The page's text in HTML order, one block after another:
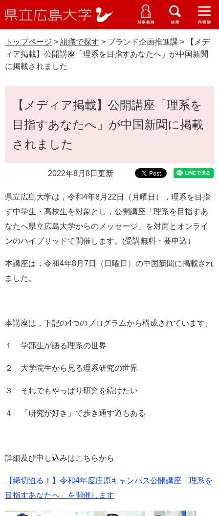
ー
ジ
先
頭
ニ
ュ
を
飛
ニ
ー
ニ
ュ
ー
ニ
ュ
ー
立
大
受験生の皆さま
在学生の皆さま
地域・企業の皆さま
研究者の皆さま
教職員の皆さま
受験生特設サイト
WEB版大学案内
資料請求
交通アクセス
English
中文簡体
o
g
e
カ
タ
ム
検
すべて ページ PDF
大学概要
学部・大学院・専攻科
学生生活・就職支援
研究・地域連携・国際交流
入試情報
トップページ > 組織で探す > ブランド企画推進課 >
【メデ
ィア掲載】公開講座「理系を目指すあなたへ」が中国新聞
に掲載されました
【メディア掲載】公開講座「理系を
目指すあなたへ」が中国新聞に掲載
されました
2022年8月8日更新
県立広島大学は，令和4年8月22日（月曜日），理系を目指
す中学生・高校生を対象とし，公開講座「理系を目指すあ
なたへ県立広島大学からのメッセージ」を対面とオンライ
ンのハイブリッドで開催します。(受講無料・要申込）
本講座は，令和4年8月7日（日曜日）の中国新聞に掲載され
ました。
本講座は，下記の4つのプログラムから構成されています。
１ 学部生が語る理系の世界
２ 大学院生から見る理系研究の世界
３ それでもやっぱり研究を続けたい
４ 「研究が好き」で歩き通す道もある
詳細及び申し込みはこちらから
【締切迫る！】令和4年度庄原キャンパス公開講座「理系を
目指すあなたへ」を開催します